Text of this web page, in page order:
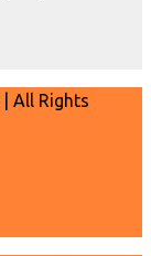
| All Rights